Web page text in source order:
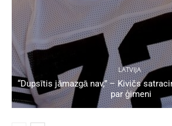
LATVIJA
“Dupsītis jāmazgā nav,” – Kivičs
par ģimeni